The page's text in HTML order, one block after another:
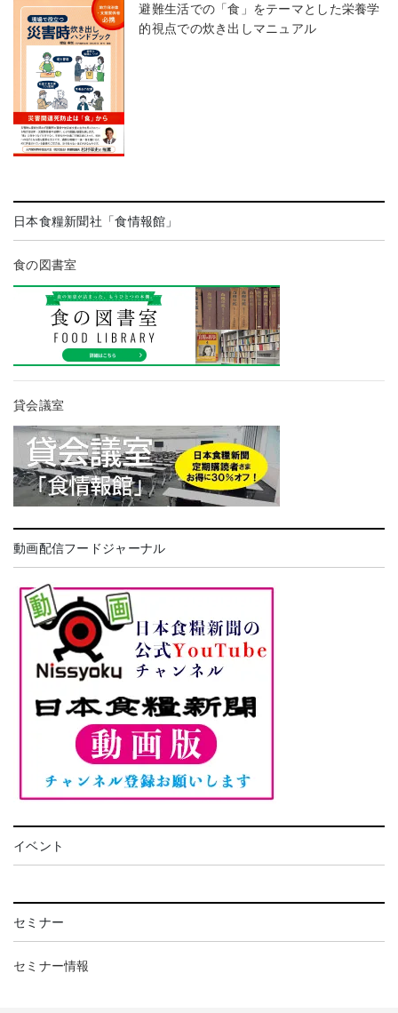
避難生活での「食」をテーマとした栄養学
的視点での炊き出しマニュアル
日本食糧新聞社「食情報館」
食の図書室
貸会議室
動画配信フードジャーナル
イベント
セミナー
セミナー情報